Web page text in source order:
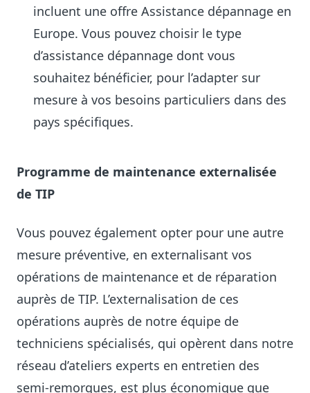
incluent une offre Assistance dépannage en
Europe. Vous pouvez choisir le type
d’assistance dépannage dont vous
souhaitez bénéficier, pour l’adapter sur
mesure à vos besoins particuliers dans des
pays spécifiques.
Programme de maintenance externalisée
de TIP
Vous pouvez également opter pour une autre
mesure préventive, en externalisant vos
opérations de maintenance et de réparation
auprès de TIP. L’externalisation de ces
opérations auprès de notre équipe de
techniciens spécialisés, qui opèrent dans notre
réseau d’ateliers experts en entretien des
semi-remorques, est plus économique que